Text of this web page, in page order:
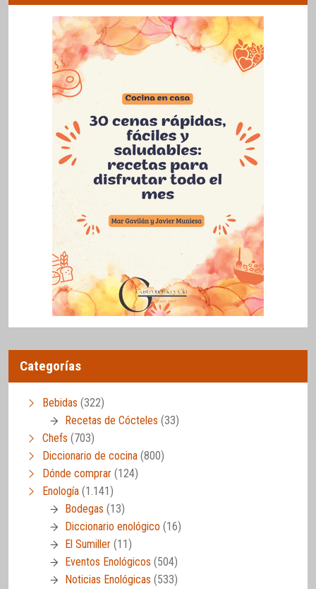
Categorías
Bebidas (322)
Recetas de Cócteles (33)
Chefs (703)
Diccionario de cocina (800)
Dónde comprar (124)
Enología (1.141)
Bodegas (13)
Diccionario enológico (16)
El Sumiller (11)
Eventos Enológicos (504)
Noticias Enológicas (533)